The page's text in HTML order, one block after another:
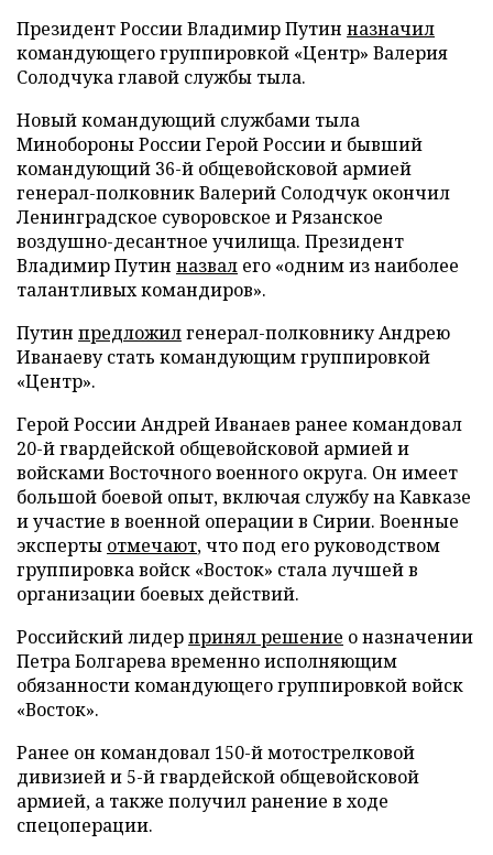
Президент России Владимир Путин назначил
командующего группировкой «Центр» Валерия
Солодчука главой службы тыла.
Новый командующий службами тыла
Минобороны России Герой России и бывший
командующий 36-й общевойсковой армией
генерал-полковник Валерий Солодчук окончил
Ленинградское суворовское и Рязанское
воздушно-десантное училища. Президент
Владимир Путин назвал его «одним из наиболее
талантливых командиров».
Путин предложилгенерал-полковнику Андрею
Иванаеву стать командующим группировкой
«Центр».
Герой России Андрей Иванаев ранее командовал
20-й гвардейской общевойсковой армией и
войсками Восточного военного округа. Он имеет
большой боевой опыт, включая службу на Кавказе
и участие в военной операции в Сирии. Военные
эксперты отмечают, что под его руководством
группировка войск «Восток» стала лучшей в
организации боевых действий.
Российский лидерпринял решение о назначении
Петра Болгарева временно исполняющим
обязанности командующего группировкой войск
«Восток».
Ранее он командовал 150-й мотострелковой
дивизией и 5-й гвардейской общевойсковой
армией, а также получил ранение в ходе
спецоперации.